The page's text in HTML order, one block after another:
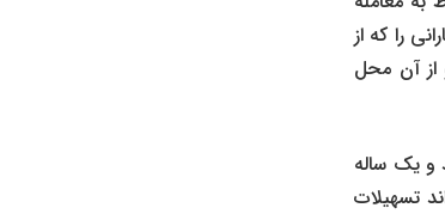
را که از
از آن محل
گرفته باشد، به مبلغ ۲۰۰ میلیون تومان با نرخ ۲۰ درصد و یک ساله
است و میتواند تسهیلات